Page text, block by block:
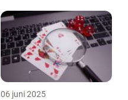
06 juni 2025